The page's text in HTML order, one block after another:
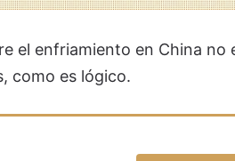
el enfriamiento en China no
como es lógico.